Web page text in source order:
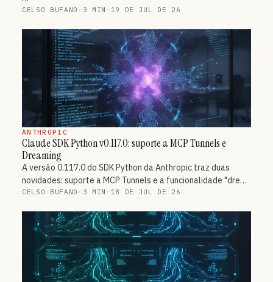
CELSO BUFANO · 3 MIN · 19 DE JUL DE 26
ANTHROPIC
Claude SDK Python v0.117.0: suporte a MCP Tunnels e
Dreaming
A versão 0.117.0 do SDK Python da Anthropic traz duas
novidades: suporte a MCP Tunnels e a funcionalidade "dre…
CELSO BUFANO · 3 MIN · 18 DE JUL DE 26